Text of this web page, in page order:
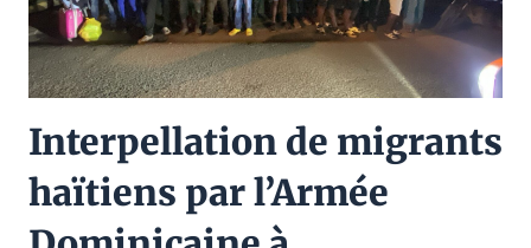
Interpellation de migrants
haïtiens par l’Armée